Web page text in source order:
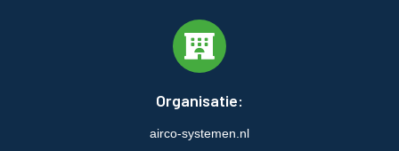
Organisatie:
airco-systemen.nl